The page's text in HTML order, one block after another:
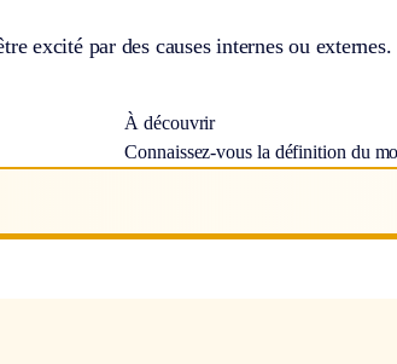
excité par des causes internes ou externes.
À découvrir
Connaissez-vous la définition du